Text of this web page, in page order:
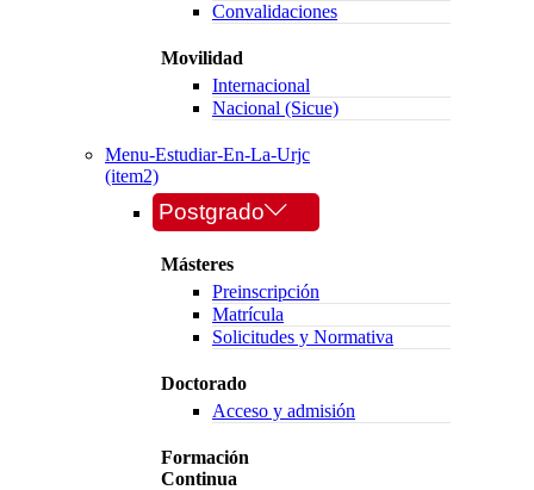
Convalidaciones
Movilidad
Internacional
Nacional (Sicue)
Menu-Estudiar-En-La-Urjc
(item2)
Postgrado
Másteres
Preinscripción
Matrícula
Solicitudes y Normativa
Doctorado
Acceso y admisión
Formación
Continua